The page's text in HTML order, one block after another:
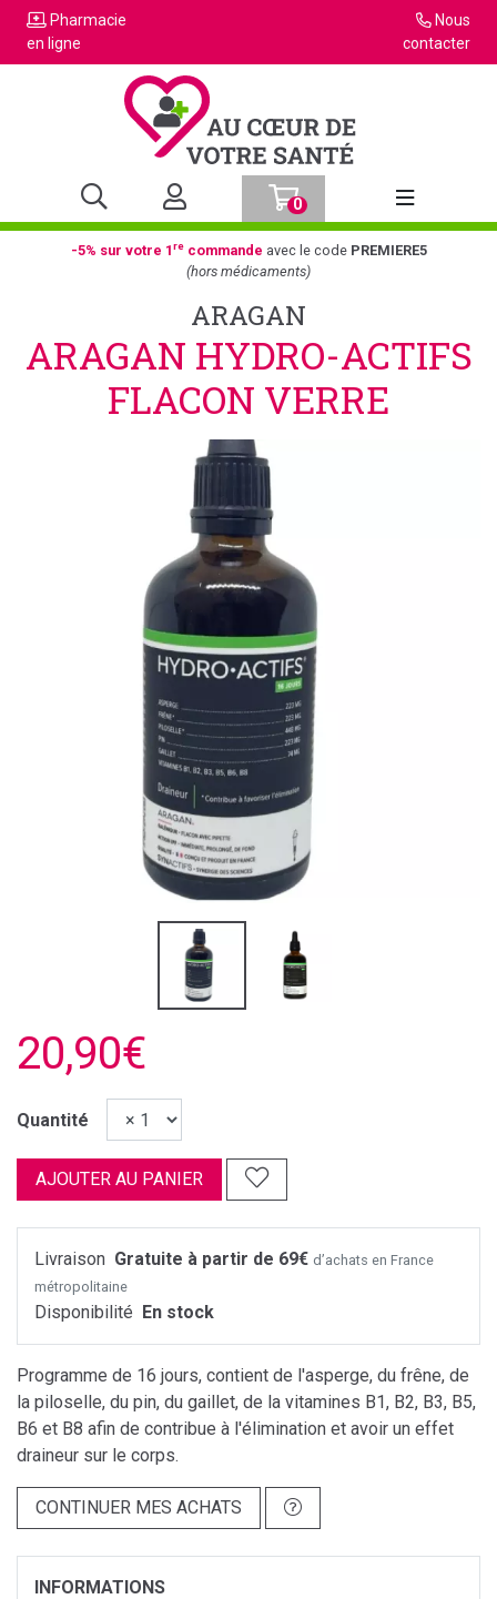
Pharmacie
en ligne
Nous
contacter
0
Afficher la
-5% sur votre 1recommande avec le code PREMIERE5
(hors médicaments)
ARAGAN
ARAGAN HYDRO-ACTIFS
FLACON VERRE
20,90€
Quantité
AJOUTER AU PANIER
Livraison Gratuite à partir de 69€ d’achats en France
métropolitaine
Disponibilité En stock
Programme de 16 jours, contient de l'asperge, du frêne, de
la piloselle, du pin, du gaillet, de la vitamines B1, B2, B3, B5,
B6 et B8 afin de contribue à l'élimination et avoir un effet
draineur sur le corps.
CONTINUER MES ACHATS
INFORMATIONS